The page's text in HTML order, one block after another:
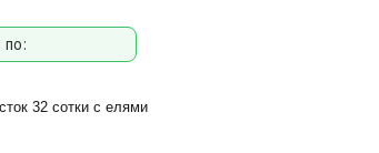
по:
МКАД